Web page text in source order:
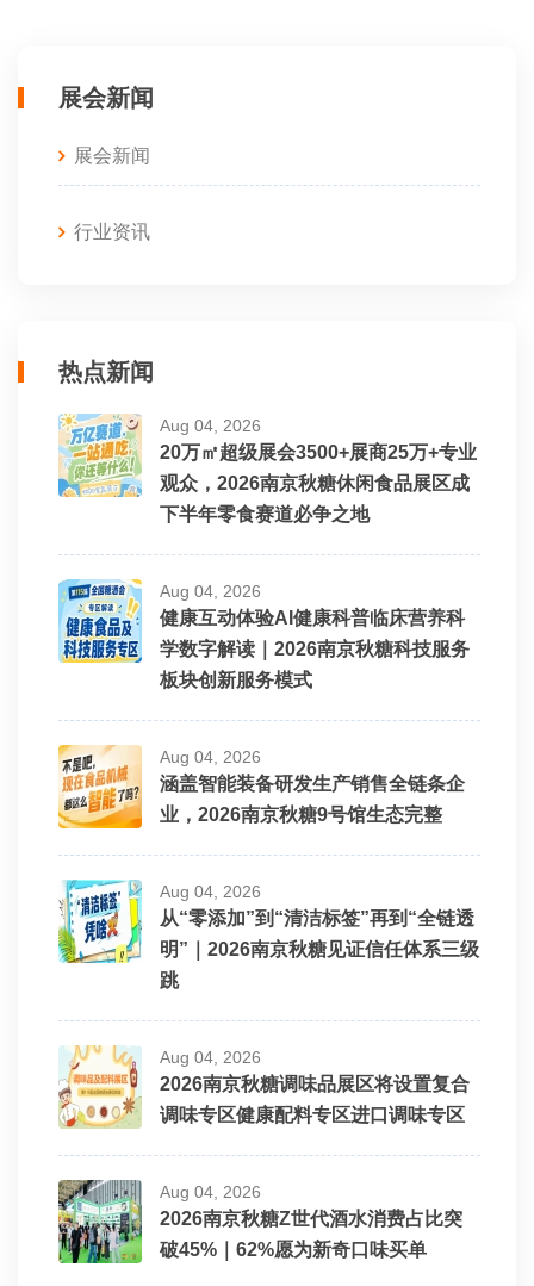
展会新闻
展会新闻
行业资讯
热点新闻
Aug 04, 2026
20万㎡超级展会3500+展商25万+专业
观众，2026南京秋糖休闲食品展区成
下半年零食赛道必争之地
Aug 04, 2026
健康互动体验AI健康科普临床营养科
学数字解读｜2026南京秋糖科技服务
板块创新服务模式
Aug 04, 2026
涵盖智能装备研发生产销售全链条企
业，2026南京秋糖9号馆生态完整
Aug 04, 2026
从“零添加”到“清洁标签”再到“全链透
明”｜2026南京秋糖见证信任体系三级
跳
Aug 04, 2026
2026南京秋糖调味品展区将设置复合
调味专区健康配料专区进口调味专区
Aug 04, 2026
2026南京秋糖Z世代酒水消费占比突
破45%｜62%愿为新奇口味买单